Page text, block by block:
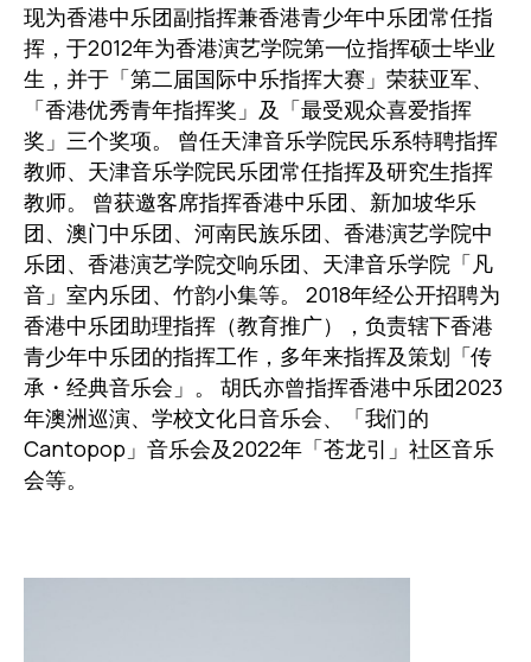
现为香港中乐团副指挥兼香港青少年中乐团常任指
挥，于2012年为香港演艺学院第一位指挥硕士毕业
生，并于「第二届国际中乐指挥大赛」荣获亚军、
「香港优秀青年指挥奖」及「最受观众喜爱指挥
奖」三个奖项。 曾任天津音乐学院民乐系特聘指挥
教师、天津音乐学院民乐团常任指挥及研究生指挥
教师。 曾获邀客席指挥香港中乐团、新加坡华乐
团、澳门中乐团、河南民族乐团、香港演艺学院中
乐团、香港演艺学院交响乐团、天津音乐学院「凡
音」室内乐团、竹韵小集等。 2018年经公开招聘为
香港中乐团助理指挥（教育推广），负责辖下香港
青少年中乐团的指挥工作，多年来指挥及策划「传
承・经典音乐会」。 胡氏亦曾指挥香港中乐团2023
年澳洲巡演、学校文化日音乐会、「我们的
Cantopop」音乐会及2022年「苍龙引」社区音乐
会等。